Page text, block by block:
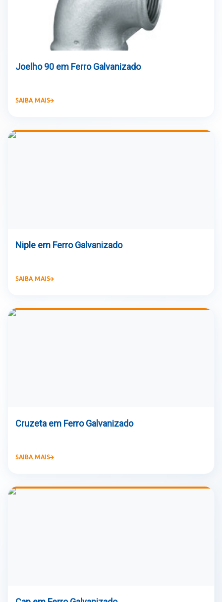
Joelho 90 em Ferro Galvanizado
SAIBA MAIS
Niple em Ferro Galvanizado
SAIBA MAIS
Cruzeta em Ferro Galvanizado
SAIBA MAIS